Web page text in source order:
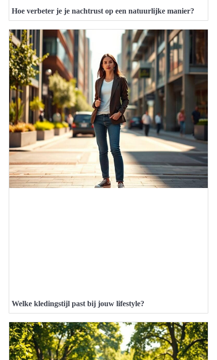
Hoe verbeter je je nachtrust op een natuurlijke manier?
Welke kledingstijl past bij jouw lifestyle?